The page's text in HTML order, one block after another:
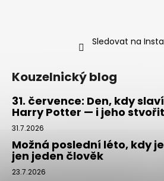
Sledovat na
Kouzelnický blog
31. července: Den, kdy
Harry Potter — i jeho
31.7.2026
Možná poslední léto, kdy
jen jeden člověk
23.7.2026